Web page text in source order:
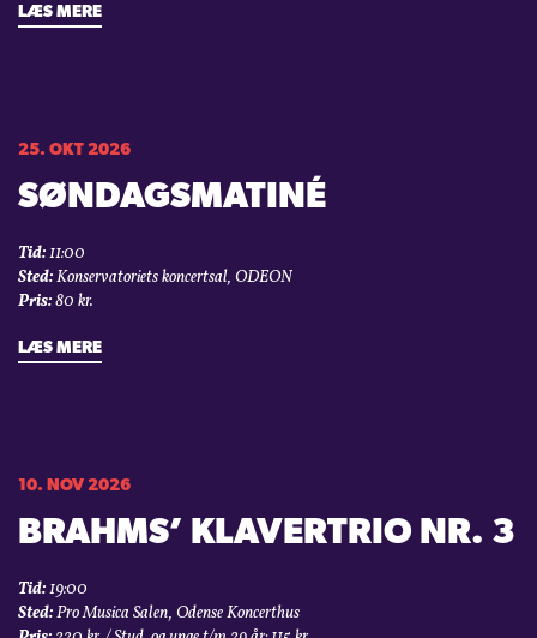
LÆS MERE
25. OKT 2026
SØNDAGSMATINÉ
Tid:11:00
Sted:Konservatoriets koncertsal, ODEON
Pris:80 kr.
LÆS MERE
10. NOV 2026
BRAHMS’ KLAVERTRIO NR. 3
Tid:19:00
Sted:Pro Musica Salen, Odense Koncerthus